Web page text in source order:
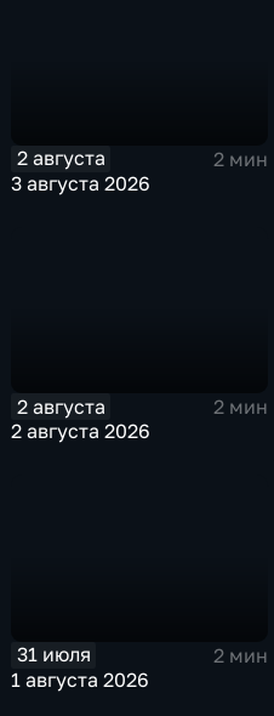
2 августа
2 мин
3 августа 2026
2 августа
2 мин
2 августа 2026
31 июля
2 мин
1 августа 2026